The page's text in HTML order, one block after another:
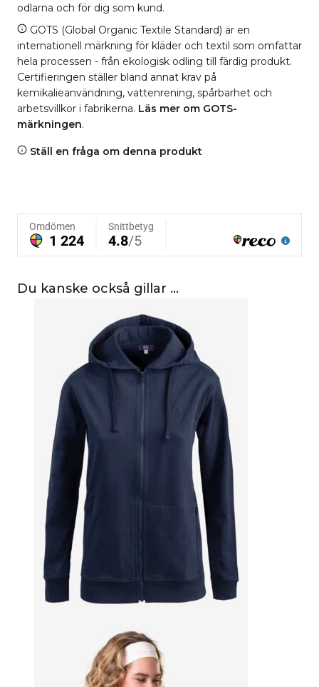
odlarna och för dig som kund.
GOTS (Global Organic Textile Standard) är en
internationell märkning för kläder och textil som omfattar
hela processen - från ekologisk odling till färdig produkt.
Certifieringen ställer bland annat krav på
kemikalieanvändning, vattenrening, spårbarhet och
arbetsvillkor i fabrikerna. Läs mer om GOTS-
märkningen.
Ställ en fråga om denna produkt
Du kanske också gillar …